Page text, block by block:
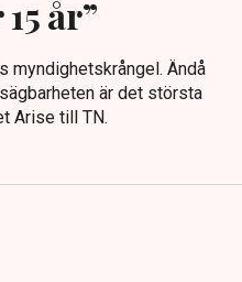
år”
myndighetskrångel. Ändå
är det största
Arise till TN.